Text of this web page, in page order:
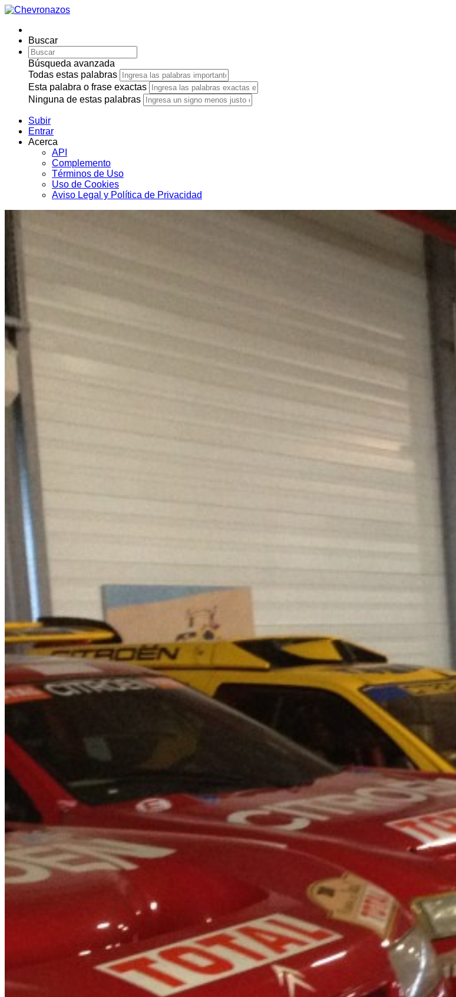
Buscar
Búsqueda avanzada
Todas estas palabras
Esta palabra o frase exactas
Ninguna de estas palabras
Subir
Entrar
Acerca
API
Complemento
Términos de Uso
Uso de Cookies
Aviso Legal y Política de Privacidad